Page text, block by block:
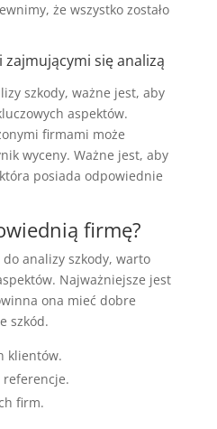
że wszystko zostało
zajmującymi się analizą
szkody, ważne jest, aby
aspektów.
firmami może
wyceny. Ważne jest, aby
posiada odpowiednie
firmę?
analizy szkody, warto
Najważniejsze jest
ona mieć dobre
szkód.
klientów.
firm.